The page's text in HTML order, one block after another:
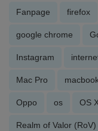
Fanpage firefox
google chrome
Instagram
Mac Pro
Oppo os OS
Realm of Valor (RoV)